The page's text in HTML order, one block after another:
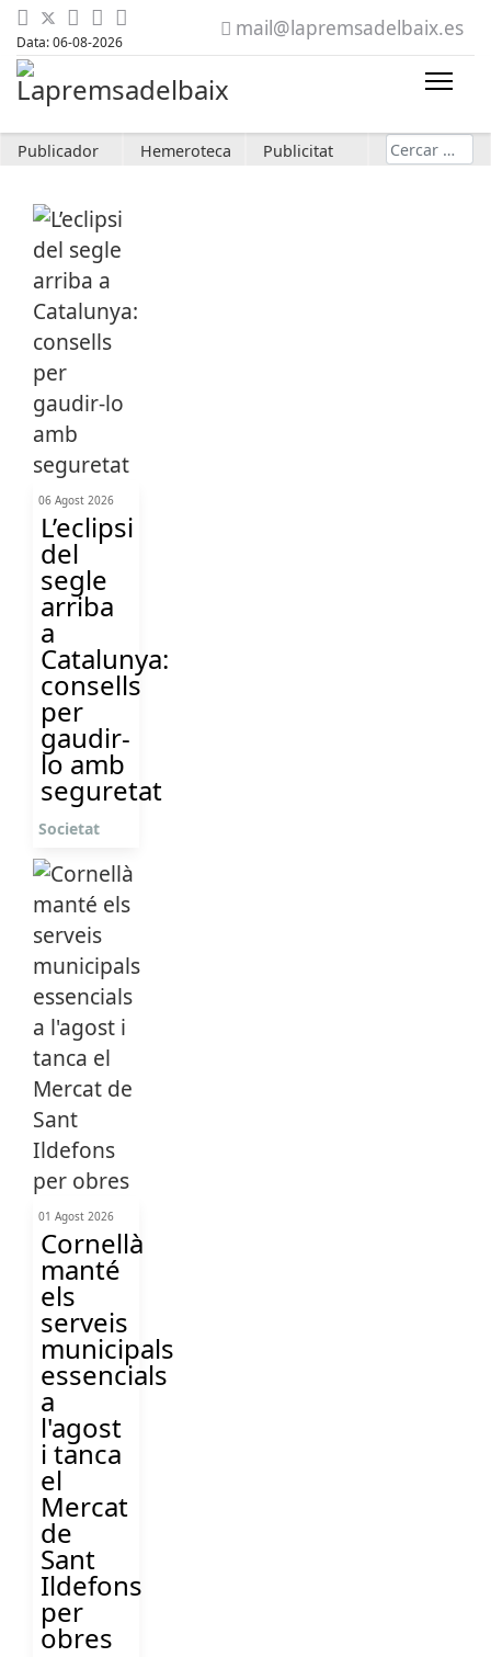
Data: 06-08-2026
mail@lapremsadelbaix.es
Publicador Hemeroteca Publicitat Cerca
06 Agost 2026
L’eclipsi
del
segle
arriba
a
Catalunya:
consells
per
gaudir-
lo amb
seguretat
Societat
01 Agost 2026
Cornellà
manté
els
serveis
municipals
essencials
a
l'agost
i tanca
el
Mercat
de
Sant
Ildefons
per
obres